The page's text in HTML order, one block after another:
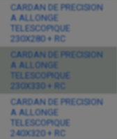
CARDAN DE PRECISION
A ALLONGE
TELESCOPIQUE
230X280 + RC
CARDAN DE PRECISION
A ALLONGE
TELESCOPIQUE
230X330 + RC
CARDAN DE PRECISION
A ALLONGE
TELESCOPIQUE
240X320 + RC